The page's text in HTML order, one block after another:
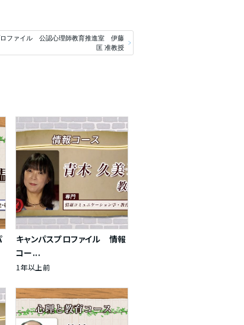
ロファイル 公認心理師教育推進室 伊藤
匡 准教授
キャンパスプロファイル 情報
コー...
1年以上前